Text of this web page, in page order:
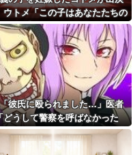
妻の疑いの視線の中、昔捨
に残していた『〇〇』を持
した結果←修理屋のオッサ
技術力とノリが神すぎる
呆然】5年不倫がバレた旦那
きながら告白、その理由が
らｗｗｗｗ
画像】温泉の中でこれやる
ｗｗｗｗｗｗｗｗ
く熱中症の手前かな？と思
らすること
された物を食べずに文句ば
りの子供にうんざり。もう
ウトメ「この子はあなたたちの
して育てて」旦那「ありがと
私「勝手に決めないで！」→修
羅場になり…
彼氏に殴られました…」医者
どうして警察を呼ばなかった
」→医師の厳しい一言で考え方
が変わり…